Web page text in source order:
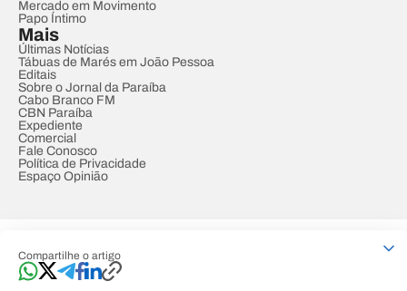
Compartilhe o artigo
Mercado em Movimento
Papo Íntimo
Mais
Últimas Notícias
Tábuas de Marés em João Pessoa
Editais
Sobre o Jornal da Paraíba
Cabo Branco FM
CBN Paraíba
Expediente
Comercial
Fale Conosco
Política de Privacidade
Espaço Opinião
Developed by Designed by